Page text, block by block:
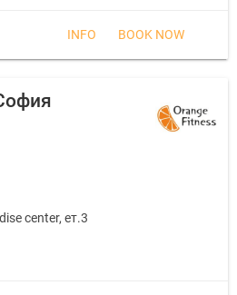
INFO BOOK NOW
center, ет.3